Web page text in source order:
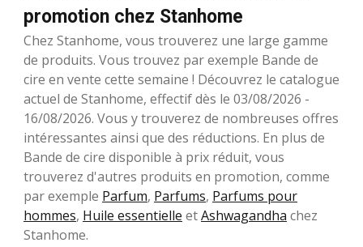
promotion chez Stanhome
Chez Stanhome, vous trouverez une large gamme
de produits. Vous trouvez par exemple Bande de
cire en vente cette semaine ! Découvrez le catalogue
actuel de Stanhome, effectif dès le 03/08/2026 -
16/08/2026. Vous y trouverez de nombreuses offres
intéressantes ainsi que des réductions. En plus de
Bande de cire disponible à prix réduit, vous
trouverez d'autres produits en promotion, comme
par exemple Parfum, Parfums, Parfums pour
hommes, Huile essentielle etAshwagandha chez
Stanhome.